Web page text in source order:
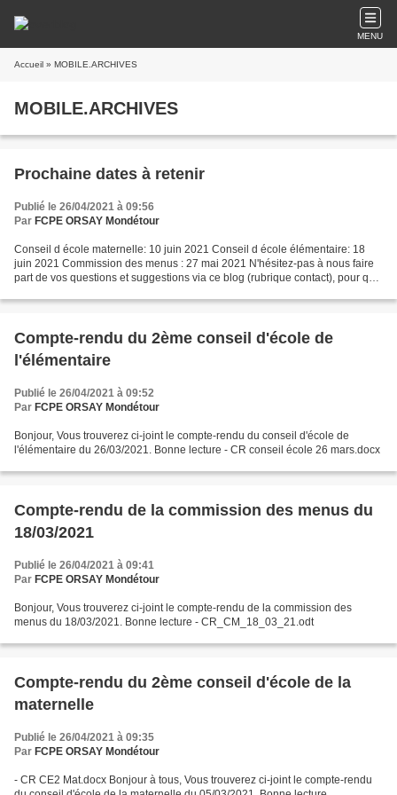
MENU
Accueil » MOBILE.ARCHIVES
MOBILE.ARCHIVES
Prochaine dates à retenir
Publié le 26/04/2021 à 09:56
Par FCPE ORSAY Mondétour
Conseil d école maternelle: 10 juin 2021 Conseil d école élémentaire: 18
juin 2021 Commission des menus : 27 mai 2021 N'hésitez-pas à nous faire
part de vos questions et suggestions via ce blog (rubrique contact), pour que
Compte-rendu du 2ème conseil d'école de
l'élémentaire
Publié le 26/04/2021 à 09:52
Par FCPE ORSAY Mondétour
Bonjour, Vous trouverez ci-joint le compte-rendu du conseil d'école de
l'élémentaire du 26/03/2021. Bonne lecture - CR conseil école 26 mars.docx
Compte-rendu de la commission des menus du
18/03/2021
Publié le 26/04/2021 à 09:41
Par FCPE ORSAY Mondétour
Bonjour, Vous trouverez ci-joint le compte-rendu de la commission des
menus du 18/03/2021. Bonne lecture - CR_CM_18_03_21.odt
Compte-rendu du 2ème conseil d'école de la
maternelle
Publié le 26/04/2021 à 09:35
Par FCPE ORSAY Mondétour
- CR CE2 Mat.docx Bonjour à tous, Vous trouverez ci-joint le compte-rendu